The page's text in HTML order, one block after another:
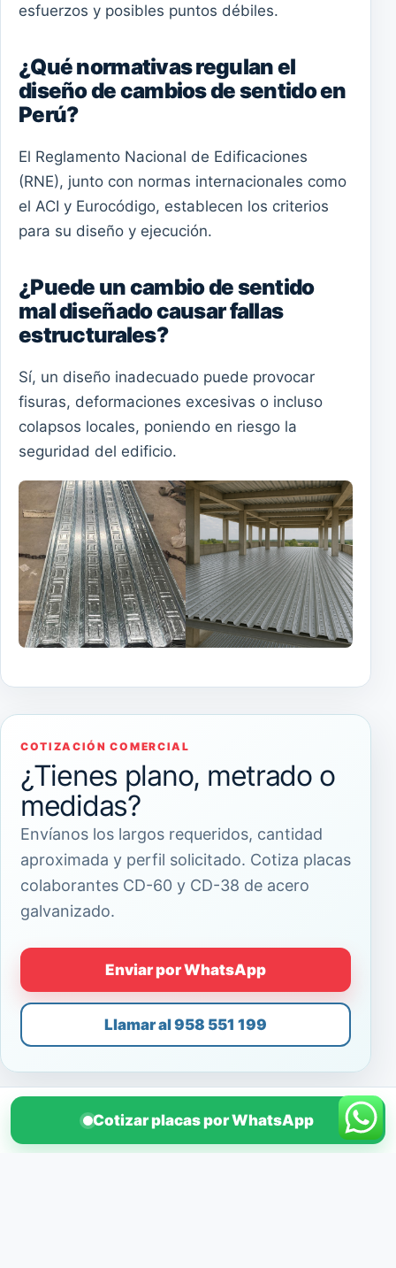
esfuerzos y posibles puntos débiles.
¿Qué normativas regulan el
diseño de cambios de sentido en
Perú?
El Reglamento Nacional de Edificaciones
(RNE), junto con normas internacionales como
el ACI y Eurocódigo, establecen los criterios
para su diseño y ejecución.
¿Puede un cambio de sentido
mal diseñado causar fallas
estructurales?
Sí, un diseño inadecuado puede provocar
fisuras, deformaciones excesivas o incluso
colapsos locales, poniendo en riesgo la
seguridad del edificio.
COTIZACIÓN COMERCIAL
¿Tienes plano, metrado o
medidas?
Envíanos los largos requeridos, cantidad
aproximada y perfil solicitado. Cotiza placas
colaborantes CD-60 y CD-38 de acero
galvanizado.
Enviar por WhatsApp
Llamar al 958 551 199
Cotizar placas por WhatsApp